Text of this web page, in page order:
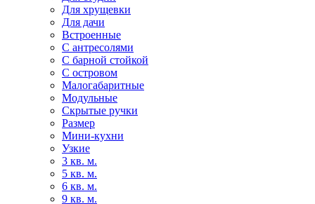
Для хрущевки
Для дачи
Встроенные
С антресолями
С барной стойкой
С островом
Малогабаритные
Модульные
Скрытые ручки
Размер
Мини-кухни
Узкие
3 кв. м.
5 кв. м.
6 кв. м.
9 кв. м.